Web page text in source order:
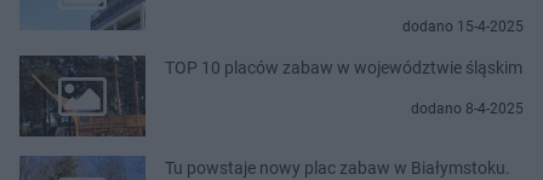
dodano 15-4-2025
TOP 10 placów zabaw w województwie śląskim
dodano 8-4-2025
Tu powstaje nowy plac zabaw w Białymstoku.